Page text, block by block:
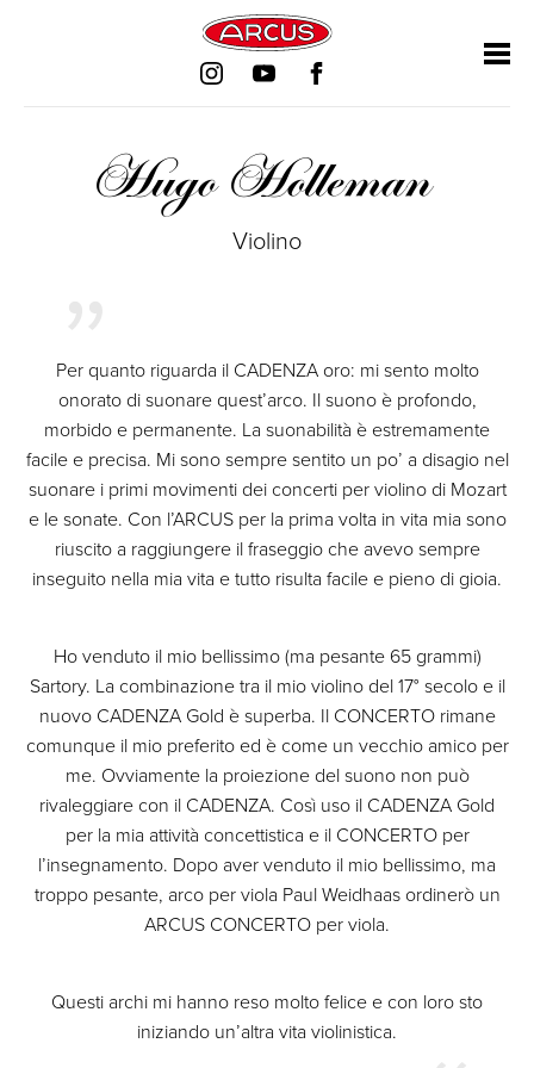
Hugo Holleman
Violino
Per quanto riguarda il CADENZA oro: mi sento molto
onorato di suonare quest’arco. Il suono è profondo,
morbido e permanente. La suonabilità è estremamente
facile e precisa. Mi sono sempre sentito un po’ a disagio nel
suonare i primi movimenti dei concerti per violino di Mozart
e le sonate. Con l’ARCUS per la prima volta in vita mia sono
riuscito a raggiungere il fraseggio che avevo sempre
inseguito nella mia vita e tutto risulta facile e pieno di gioia.
Ho venduto il mio bellissimo (ma pesante 65 grammi)
Sartory. La combinazione tra il mio violino del 17° secolo e il
nuovo CADENZA Gold è superba. Il CONCERTO rimane
comunque il mio preferito ed è come un vecchio amico per
me. Ovviamente la proiezione del suono non può
rivaleggiare con il CADENZA. Così uso il CADENZA Gold
per la mia attività concettistica e il CONCERTO per
l’insegnamento. Dopo aver venduto il mio bellissimo, ma
troppo pesante, arco per viola Paul Weidhaas ordinerò un
ARCUS CONCERTO per viola.
Questi archi mi hanno reso molto felice e con loro sto
iniziando un’altra vita violinistica.